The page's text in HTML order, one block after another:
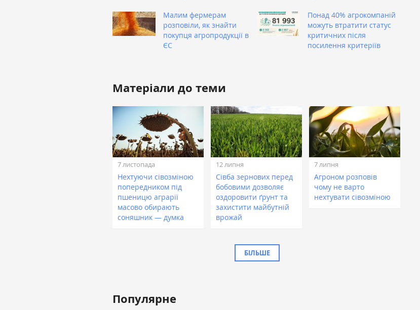
Малим фермерам
розповіли, як знайти
покупця агропродукції в
ЄС
Понад 40% агрокомпаній
можуть втратити статус
критичних після
посилення критеріїв
Матеріали до теми
7 листопада
Нехтуючи сівозміною
попередником під
пшеницю аграрії
масово обирають
соняшник — думка
12 липня
Сівба зернових перед
бобовими дозволяє
оздоровити ґрунт та
захистити майбутній
врожай
7 липня
Агроном розповів
чому не варто
нехтувати сівозміною
БІЛЬШЕ
Популярне